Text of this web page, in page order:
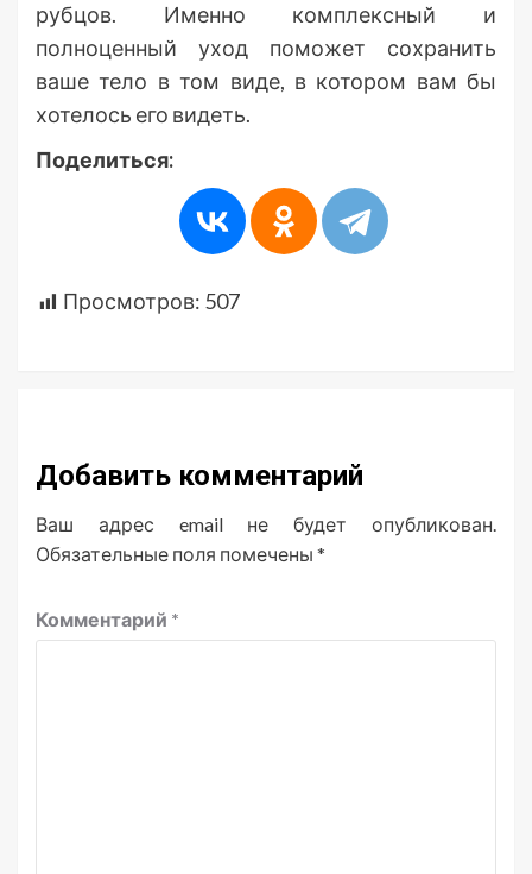
рубцов. Именно комплексный и
полноценный уход поможет сохранить
ваше тело в том виде, в котором вам бы
хотелось его видеть.
Поделиться:
Просмотров: 507
Добавить комментарий
Ваш адрес email не будет опубликован.
Обязательные поля помечены *
Комментарий *